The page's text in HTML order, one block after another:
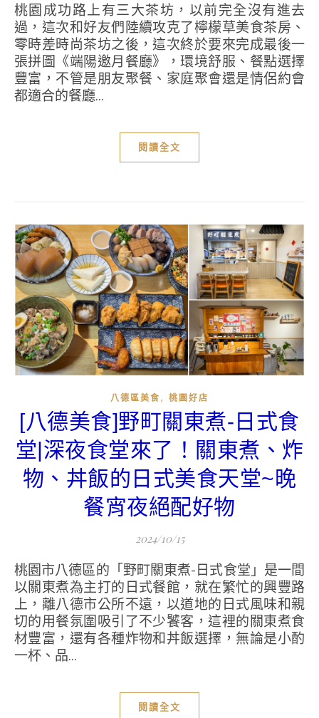
桃園成功路上有三大茶坊，以前完全沒有進去
過，這次和好友們陸續攻克了檸檬草美食茶房、
零時差時尚茶坊之後，這次終於要來完成最後一
張拼圖《端陽邀月餐廳》，環境舒服、餐點選擇
豐富，不管是朋友聚餐、家庭聚會還是情侶約會
都適合的餐廳...
閱讀全文
八德區美食 , 桃園好店
[八德美食]野町關東煮-日式食
堂|深夜食堂來了！關東煮、炸
物、丼飯的日式美食天堂~晚
餐宵夜絕配好物
2024/10/15
桃園市八德區的「野町關東煮-日式食堂」是一間
以關東煮為主打的日式餐館，就在繁忙的興豐路
上，離八德市公所不遠，以道地的日式風味和親
切的用餐氛圍吸引了不少饕客，這裡的關東煮食
材豐富，還有各種炸物和丼飯選擇，無論是小酌
一杯、品...
閱讀全文